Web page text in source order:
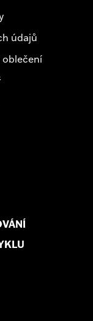
údajů
oblečení